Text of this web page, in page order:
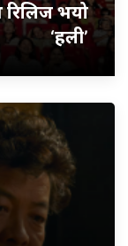
रिलिज भयो
‘हली’